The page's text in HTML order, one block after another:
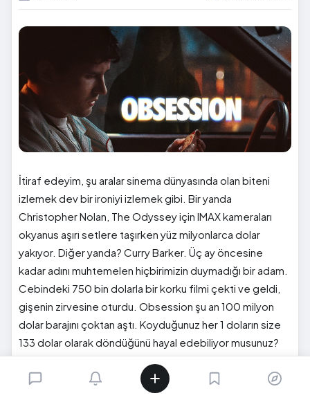
İtiraf edeyim, şu aralar sinema dünyasında olan biteni
izlemek dev bir ironiyi izlemek gibi. Bir yanda
Christopher Nolan, The Odyssey için IMAX kameraları
okyanus aşırı setlere taşırken yüz milyonlarca dolar
yakıyor. Diğer yanda? Curry Barker. Üç ay öncesine
kadar adını muhtemelen hiçbirimizin duymadığı bir adam.
Cebindeki 750 bin dolarla bir korku filmi çekti ve geldi,
gişenin zirvesine oturdu. Obsession şu an 100 milyon
dolar barajını çoktan aştı. Koyduğunuz her 1 doların size
133 dolar olarak döndüğünü hayal edebiliyor musunuz?
Çılgınlık. Sinema tarihinin en kârlı işlerinden biri ve son
yirmi yılın en ucuz "gişe fatihi" korku filmi karşımızdaki.